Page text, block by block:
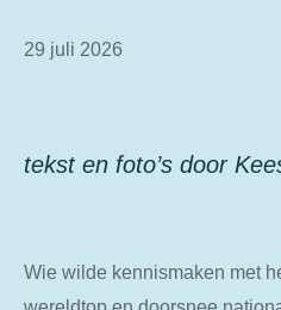
29 juli 2026
tekst en foto’s door
Wie wilde kennismaken met